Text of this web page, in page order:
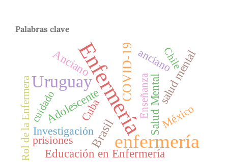
Palabras clave
Enfermería
enfermería
Uruguay COVID-19
Brasil
Adolescente
Educación en Enfermería
Anciano
Salud Mentalsalud mental
Investigación
prisiones
México
Cuba
anciano
Rol de la Enfermera Enseñanza
Chile
cuidado